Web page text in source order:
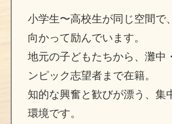
小学生〜高校生が同じ空間で
向かって励んでいます。
地元の子どもたちから、灘中
ンピック志望者まで在籍。
知的な興奮と歓びが漂う、集
環境です。